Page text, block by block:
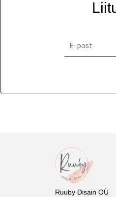
Ruuby Disain OÜ